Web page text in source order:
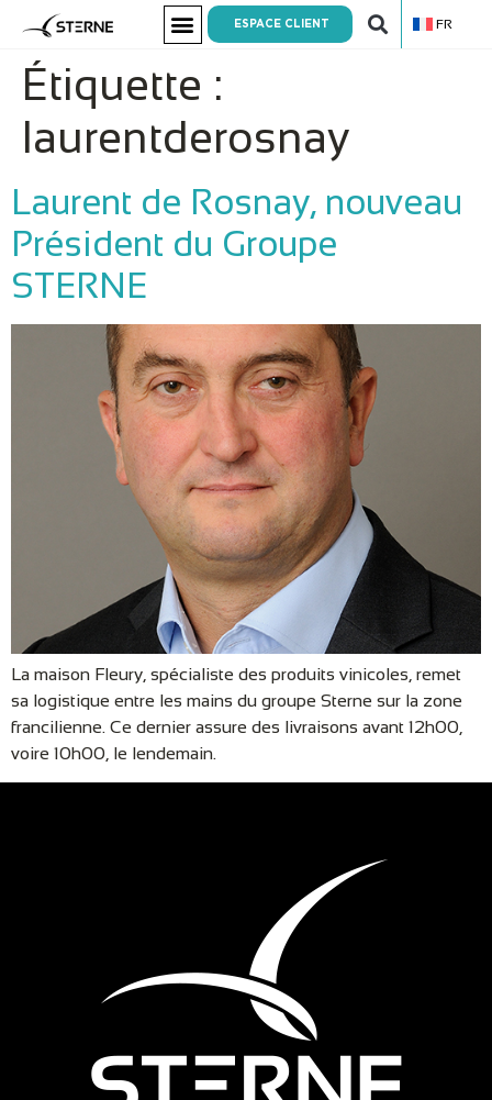
ESPACE CLIENT FR
Étiquette :
laurentderosnay
Laurent de Rosnay, nouveau
Président du Groupe
STERNE
La maison Fleury, spécialiste des produits vinicoles, remet
sa logistique entre les mains du groupe Sterne sur la zone
francilienne. Ce dernier assure des livraisons avant 12h00,
voire 10h00, le lendemain.